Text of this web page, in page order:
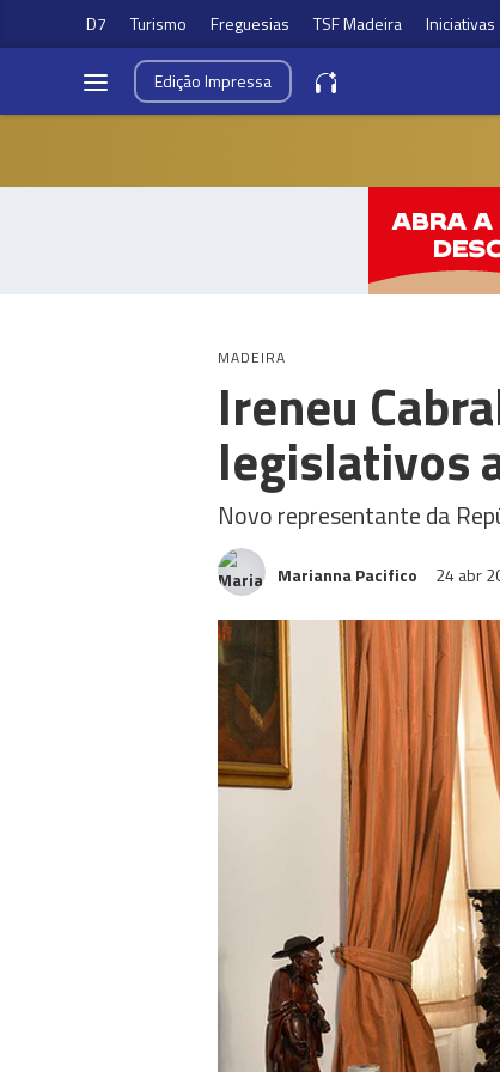
D7 Turismo Freguesias TSF Madeira Iniciativas
EdiçãoImpressa
MADEIRA
Ireneu
legislativos
Novo representante da
Marianna Pacifico 24 abr